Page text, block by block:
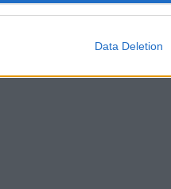
Data Deletion